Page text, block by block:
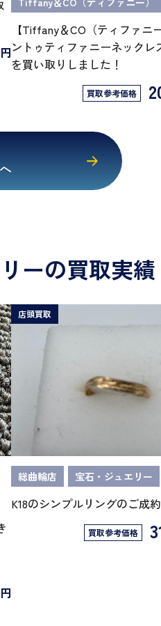
円
【Tiffany＆CO（ティファニ
ントゥティファニーネックレ
を買い取りしました！
買取参考価格
ーの買取実績
円
店頭買取
総曲輪店 宝石・ジュエリー
K18のシンプルリングのご成
買取参考価格